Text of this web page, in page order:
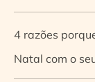
4 razões
Natal com o